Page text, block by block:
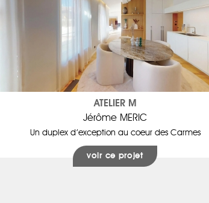
ATELIER M
Jérôme MERIC
Un duplex d’exception au coeur des Carmes
voir ce projet